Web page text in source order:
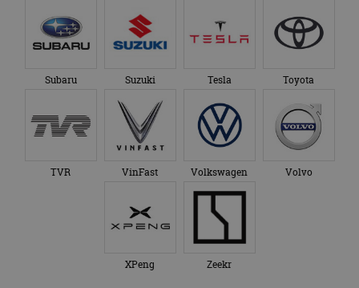
Subaru Suzuki Tesla Toyota
TVR VinFast Volkswagen Volvo
XPeng Zeekr